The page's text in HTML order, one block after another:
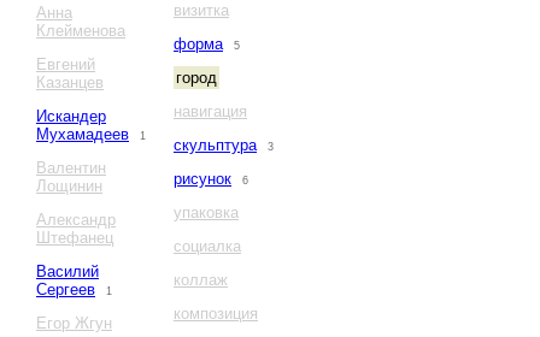
Анна
Клейменова
Евгений
Казанцев
Искандер
Мухамадеев
1
Валентин
Лощинин
Александр
Штефанец
Василий
Сергеев
1
Егор Жгун
визитка
форма
5
город
навигация
скульптура
3
рисунок 6
упаковка
социалка
коллаж
композиция